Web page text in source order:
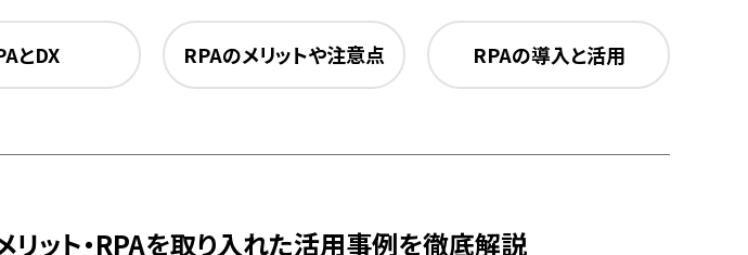
とDX RPAのメリットや注意点 RPAの導入と活用
リット・RPAを取り入れた活用事例を徹底解説